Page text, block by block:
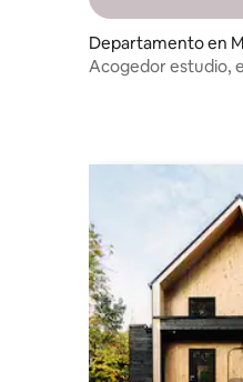
Departamento en
Barœul
Acogedor estudio,